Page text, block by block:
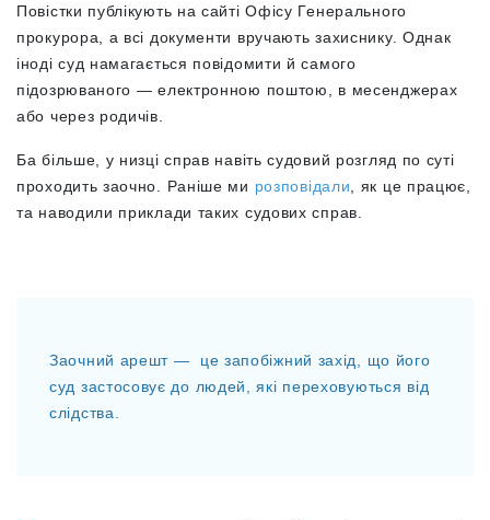
Повістки публікують на сайті Офісу Генерального
прокурора, а всі документи вручають захиснику. Однак
іноді суд намагається повідомити й самого
підозрюваного — електронною поштою, в месенджерах
або через родичів.
Ба більше, у низці справ навіть судовий розгляд по суті
проходить заочно. Раніше ми розповідали , як це працює,
та наводили приклади таких судових справ.
Заочний арешт — це запобіжний захід, що його
суд застосовує до людей, які переховуються від
слідства.